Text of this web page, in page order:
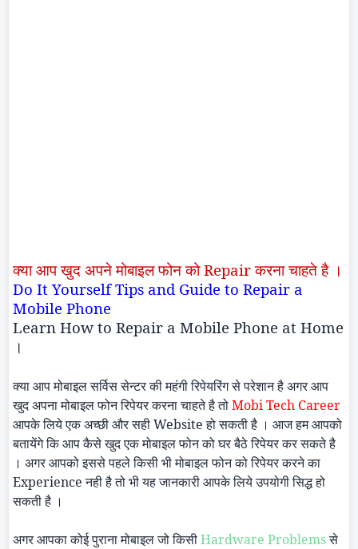
क्या आप खुद अपने मोबाइल फोन कोRepairकरना चाहते है ।
Do It Yourself Tips and Guide to Repair a
Mobile Phone
Learn How to Repair a Mobile Phone at Home
।
क्या आप मोबाइल सर्विस सेन्टर की महंगी रिपेयरिंग से परेशान है अगर आप
खुद अपना मोबाइल फोन रिपेयर करना चाहते है तोMobiTech Career
आपके लिये एक अच्छी और सहीWebsiteहो सकती है । आज हम आपको
बतायेंगे कि आप कैसे खुद एक मोबाइल फोन को घर बैठे रिपेयर कर सकते है
। अगर आपको इससे पहले किसी भी मोबाइल फोन को रिपेयर करने का
Experienceनही है तो भी यह जानकारी आपके लिये उपयोगी सिद्ध हो
सकती है ।
अगर आपका कोई पुराना मोबाइल जो किसीHardware Problemsसे